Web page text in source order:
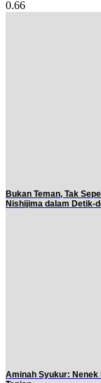
Bukan Teman, Tak
Nishijima dalam Detik-
Aminah Syukur: Nenek